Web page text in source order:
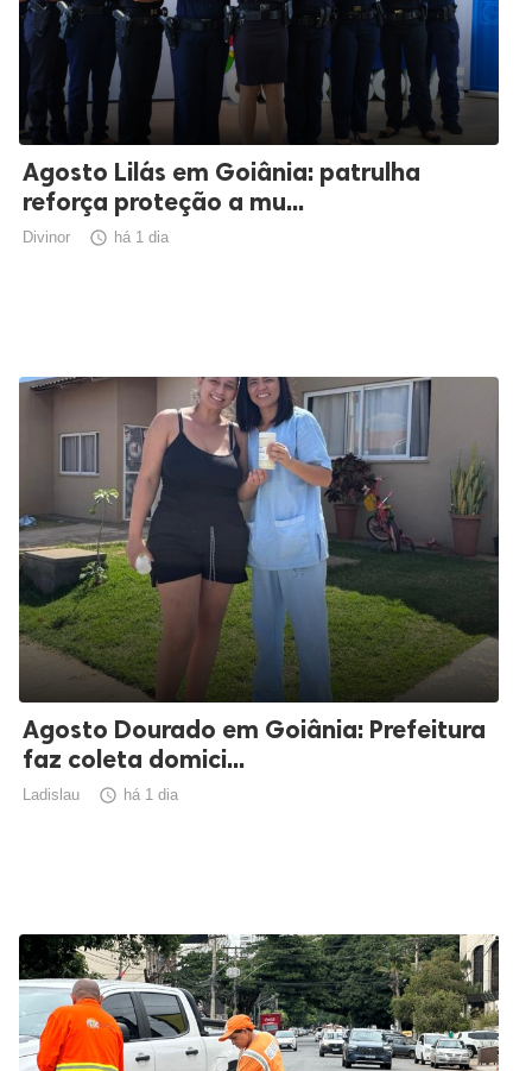
Agosto Lilás em Goiânia: patrulha
reforça proteção a mu...
Divinor  há 1 dia
Agosto Dourado em Goiânia: Prefeitura
faz coleta domici...
Ladislau  há 1 dia